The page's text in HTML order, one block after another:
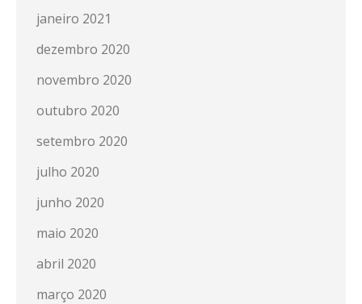
janeiro 2021
dezembro 2020
novembro 2020
outubro 2020
setembro 2020
julho 2020
junho 2020
maio 2020
abril 2020
março 2020